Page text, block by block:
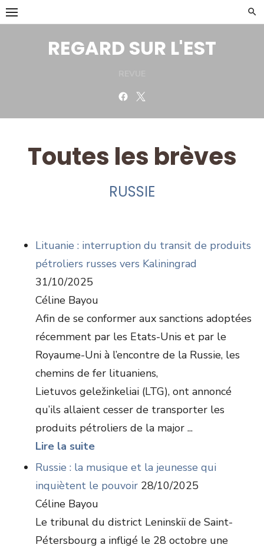
Skip
to
REGARD SUR L'EST
Facebook
Toutes les brèves
RUSSIE
Lituanie : interruption du transit de produits
pétroliers russes vers Kaliningrad
31/10/2025
Céline Bayou
Afin de se conformer aux sanctions adoptées
récemment par les Etats-Unis et par le
Royaume-Uni à l’encontre de la Russie, les
chemins de fer lituaniens,
Lietuvos geležinkeliai (LTG), ont annoncé
qu’ils allaient cesser de transporter les
produits pétroliers de la major ...
Lire la suite
Russie : la musique et la jeunesse qui
inquiètent le pouvoir 28/10/2025
Céline Bayou
Le tribunal du district Leninskiï de Saint-
Pétersbourg a infligé le 28 octobre une